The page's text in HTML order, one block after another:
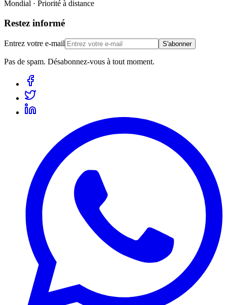
Mondial · Priorité à distance
Restez informé
Entrez votre e-mail S'abonner
Pas de spam. Désabonnez-vous à tout moment.